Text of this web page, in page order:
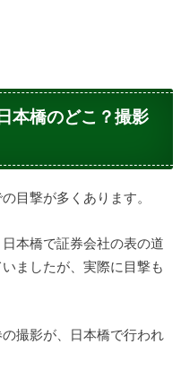
本橋のどこ？撮影
目撃が多くあります。
本橋で証券会社の表の道
ましたが、実際に目撃も
撮影が、日本橋で行われ